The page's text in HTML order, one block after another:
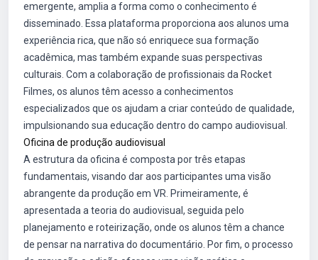
emergente, amplia a forma como o conhecimento é
disseminado. Essa plataforma proporciona aos alunos uma
experiência rica, que não só enriquece sua formação
acadêmica, mas também expande suas perspectivas
culturais. Com a colaboração de profissionais da Rocket
Filmes, os alunos têm acesso a conhecimentos
especializados que os ajudam a criar conteúdo de qualidade,
impulsionando sua educação dentro do campo audiovisual.
Oficina de produção audiovisual
A estrutura da oficina é composta por três etapas
fundamentais, visando dar aos participantes uma visão
abrangente da produção em VR. Primeiramente, é
apresentada a teoria do audiovisual, seguida pelo
planejamento e roteirização, onde os alunos têm a chance
de pensar na narrativa do documentário. Por fim, o processo